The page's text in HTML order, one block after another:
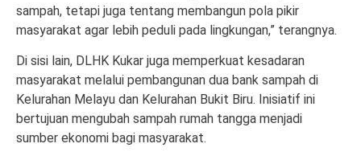
sampah, tetapi juga tentang membangun pola pikir
masyarakat agar lebih peduli pada lingkungan,” terangnya.
Di sisi lain, DLHK Kukar juga memperkuat kesadaran
masyarakat melalui pembangunan dua bank sampah di
Kelurahan Melayu dan Kelurahan Bukit Biru. Inisiatif ini
bertujuan mengubah sampah rumah tangga menjadi
sumber ekonomi bagi masyarakat.